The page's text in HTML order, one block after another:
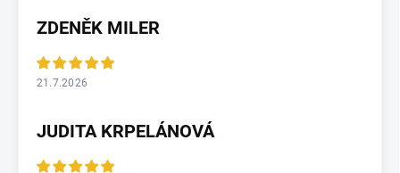
ZDENĚK MILER
21.7.2026
JUDITA KRPELÁNOVÁ